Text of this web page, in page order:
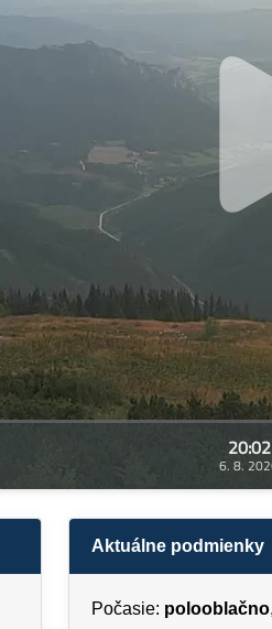
20:02
6. 8.
Aktuálne podmienky
Počasie: polooblačno,